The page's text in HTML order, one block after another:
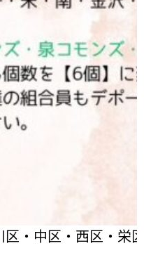
・中区・西区・栄